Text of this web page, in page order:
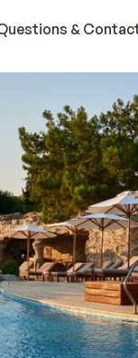
&